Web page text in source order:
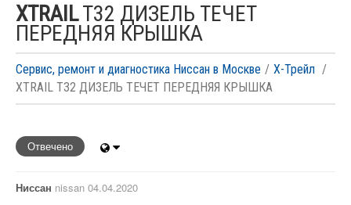
XTRAILT32 ДИЗЕЛЬ ТЕЧЕТ
ПЕРЕДНЯЯ КРЫШКА
Сервис, ремонт и диагностика Ниссан в Москве
Х-Трейл
XTRAIL T32 ДИЗЕЛЬ ТЕЧЕТ ПЕРЕДНЯЯ КРЫШКА
Отвечено
Ниссан nissan 04.04.2020